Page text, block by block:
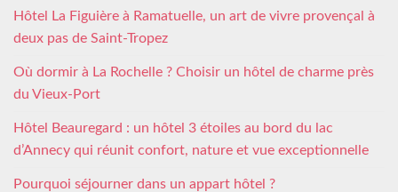
Hôtel La Figuière à Ramatuelle, un art de vivre provençal à
deux pas de Saint-Tropez
Où dormir à La Rochelle ? Choisir un hôtel de charme près
du Vieux-Port
Hôtel Beauregard : un hôtel 3 étoiles au bord du lac
d’Annecy qui réunit confort, nature et vue exceptionnelle
Pourquoi séjourner dans un appart hôtel ?